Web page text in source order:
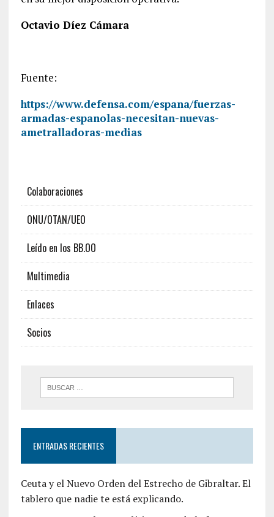
Octavio Díez Cámara
Fuente:
https://www.defensa.com/espana/fuerzas-
armadas-espanolas-necesitan-nuevas-
ametralladoras-medias
Colaboraciones
ONU/OTAN/UEO
Leído en los BB.OO
Multimedia
Enlaces
Socios
ENTRADAS RECIENTES
Ceuta y el Nuevo Orden del Estrecho de Gibraltar. El
tablero que nadie te está explicando.